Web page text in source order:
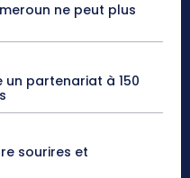
ne peut plus
un partenariat à 150
sourires et